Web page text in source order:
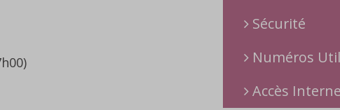
Sécurité
Numéros
Accès